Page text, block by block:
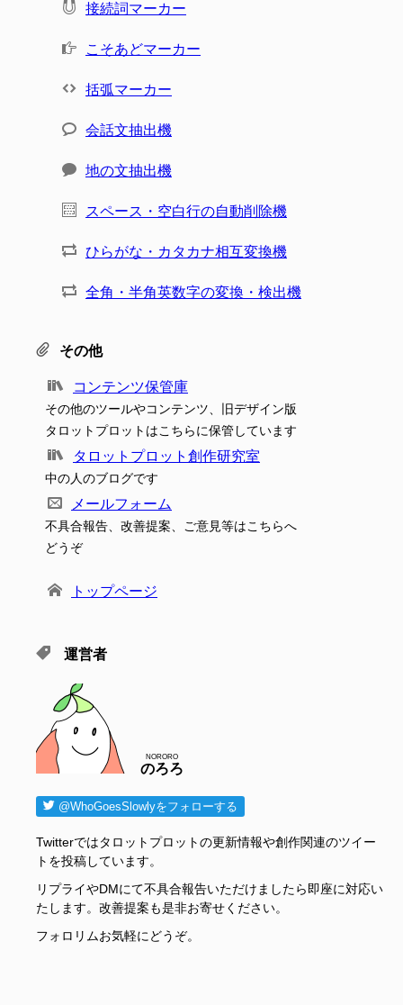
接続詞マーカー
こそあどマーカー
括弧マーカー
会話文抽出機
地の文抽出機
スペース・空白行の自動削除機
ひらがな・カタカナ相互変換機
全角・半角英数字の変換・検出機
その他
コンテンツ保管庫
その他のツールやコンテンツ、旧デザイン版
タロットプロットはこちらに保管しています
タロットプロット創作研究室
中の人のブログです
メールフォーム
不具合報告、改善提案、ご意見等はこちらへ
どうぞ
トップページ
運営者
のろろ
NORORO
@WhoGoesSlowlyをフォローする
Twitterではタロットプロットの更新情報や創作関連のツイー
トを投稿しています。
リプライやDMにて不具合報告いただけましたら即座に対応い
たします。改善提案も是非お寄せください。
フォロリムお気軽にどうぞ。